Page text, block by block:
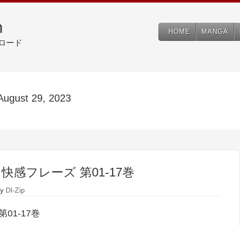
ード
HOME MANGA
29, 2023
感フレーズ 第01-17巻
Dl-Zip
01-17巻